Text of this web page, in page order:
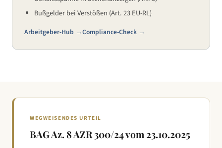
Bußgelder bei Verstößen (Art. 23 EU-RL)
Arbeitgeber-Hub →Compliance-Check →
WEGWEISENDES URTEIL
BAG Az. 8 AZR 300/24 vom 23.10.2025